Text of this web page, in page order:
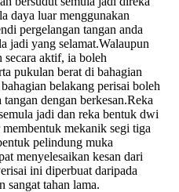
daya luar menggunakan
pergelangan tangan anda
jadi yang selamat.Walaupun
secara aktif, ia boleh
pukulan berat di bahagian
belakang perisai boleh
dengan berkesan.Reka
jadi dan reka bentuk dwi
mekanik segi tiga
pelindung muka
menyelesaikan kesan dari
ini diperbuat daripada
tahan lama.